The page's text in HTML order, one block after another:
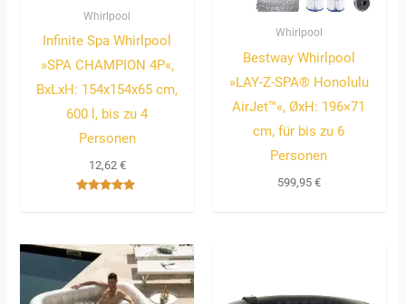
Whirlpool
Infinite Spa Whirlpool
»SPA CHAMPION 4P«,
BxLxH: 154x154x65 cm,
600 l, bis zu 4
Personen
12,62 €
Whirlpool
Bestway Whirlpool
»LAY-Z-SPA® Honolulu
AirJet™«, ØxH: 196×71
cm, für bis zu 6
Personen
599,95 €